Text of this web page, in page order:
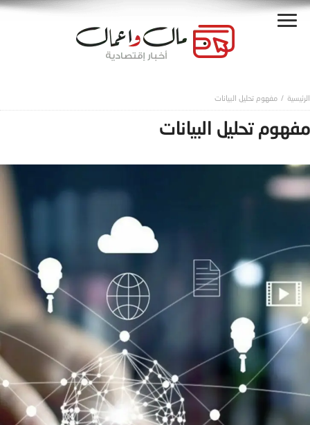
مفهوم تحليل البيانات
مفهوم تحليل البيانات